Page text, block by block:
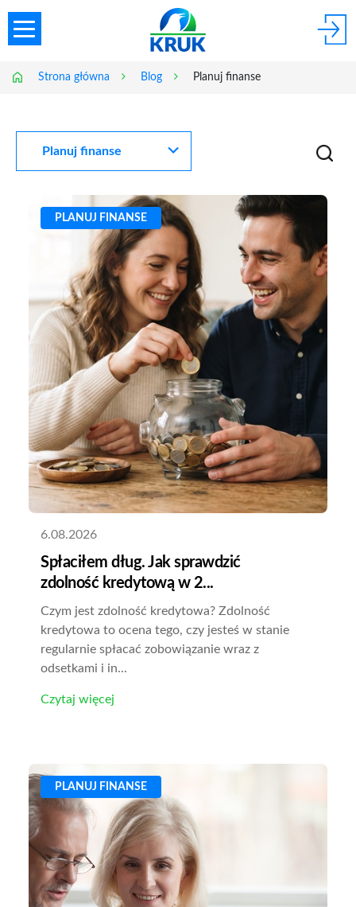
Strona główna Blog Planuj finanse
Planuj finanse
PLANUJ FINANSE
6.08.2026
Spłaciłem dług. Jak sprawdzić
zdolność kredytową w 2...
Czym jest zdolność kredytowa? Zdolność
kredytowa to ocena tego, czy jesteś w stanie
regularnie spłacać zobowiązanie wraz z
odsetkami i in...
Czytaj więcej
PLANUJ FINANSE